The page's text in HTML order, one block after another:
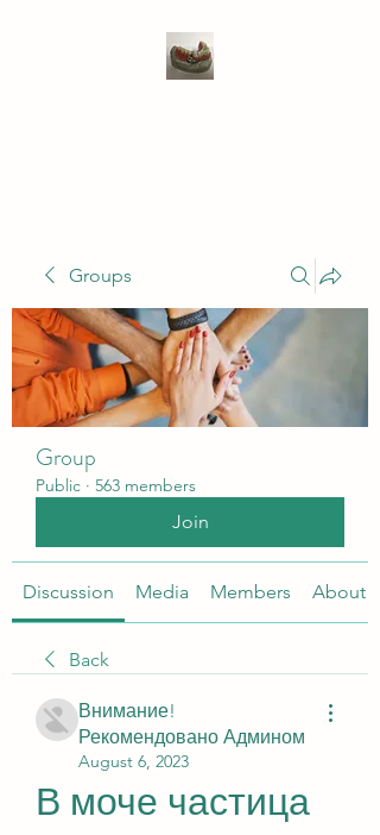
Groups
Group
Public · 563 members
Join
Discussion Media Members About
Back
Внимание!
Рекомендовано Админом
August 6, 2023
В моче частица